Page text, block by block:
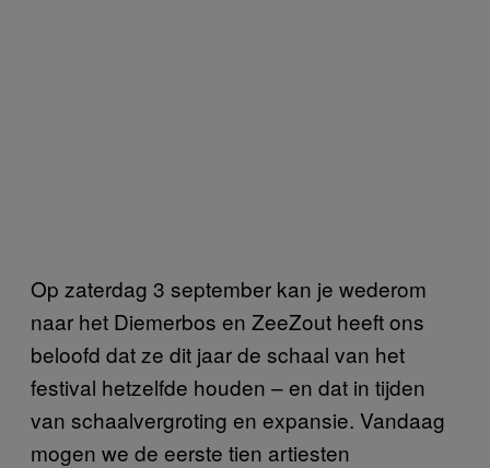
Op zaterdag 3 september kan je wederom
naar het Diemerbos en ZeeZout heeft ons
beloofd dat ze dit jaar de schaal van het
festival hetzelfde houden – en dat in tijden
van schaalvergroting en expansie. Vandaag
mogen we de eerste tien artiesten